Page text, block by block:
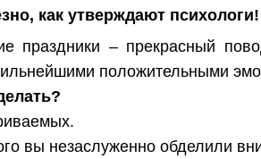
как утверждают психологи!
праздники – прекрасный
положительными
вы незаслуженно обделили